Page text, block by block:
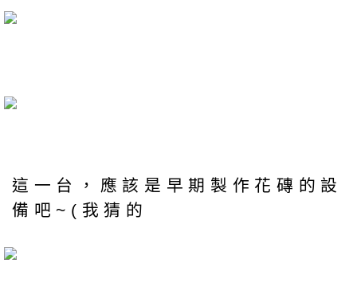
這一台，應該是早期製作花磚的設
備吧~(我猜的